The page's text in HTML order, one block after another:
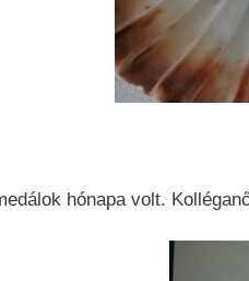
hónapa volt.